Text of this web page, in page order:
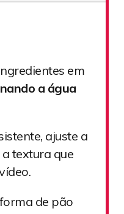
em
a água
ajuste a
textura que
de pão